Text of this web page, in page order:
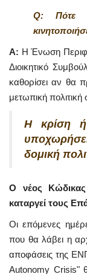
Q: Πότε
A: Η Ένωση
Διοικητικό
καθορίσει αν θα
μετωπική
Η κρίση ή
δομική
Ο νέος Κώδικας
καταργεί τους
Οι επόμενες
που θα λάβει η
αποφάσεις της
Autonomy Crisis"